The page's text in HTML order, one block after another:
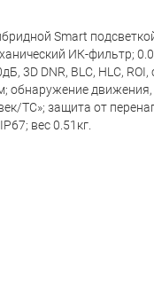
Smart
ИК-фильтр;
3D DNR, BLC, HLC,
обнаружение
ТС»; защита от
вес 0.51кг.